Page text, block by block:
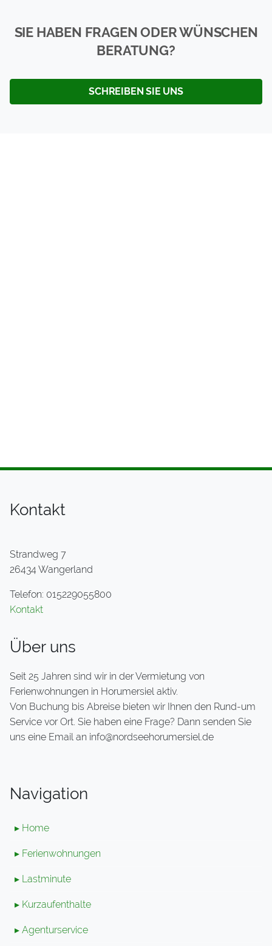
SIE HABEN FRAGEN ODER WÜNSCHEN
BERATUNG?
SCHREIBEN SIE UNS
Kontakt
Strandweg 7
26434 Wangerland
Telefon: 015229055800
Kontakt
Über uns
Seit 25 Jahren sind wir in der Vermietung von
Ferienwohnungen in Horumersiel aktiv.
Von Buchung bis Abreise bieten wir Ihnen den Rund-um
Service vor Ort. Sie haben eine Frage? Dann senden Sie
uns eine Email an info@nordseehorumersiel.de
Navigation
▸ Home
▸ Ferienwohnungen
▸ Lastminute
▸ Kurzaufenthalte
▸ Agenturservice